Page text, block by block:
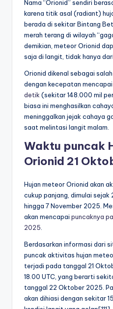
Nama “Orionid” sendiri
karena titik asal (radiant)
berada di sekitar Bintang
merah terang di wilayah
demikian, meteor Orionid
saja di langit, tidak hanya
Orionid dikenal sebagai
dengan kecepatan mencapai
detik (sekitar 148.000 mil
biasa ini menghasilkan
meninggalkan jejak cahaya
saat melintasi langit malam.
Waktu puncak
Orionid 21
Hujan meteor Orionid akan
cukup panjang, dimulai
hingga 7 November 2025.
akan mencapai puncaknya
2025
Berdasarkan informasi dari
puncak aktivitas hujan
terjadi pada tanggal 21
18.00 UTC, yang berarti
tanggal 22 Oktober 2025.
akan dihiasi dengan sekitar